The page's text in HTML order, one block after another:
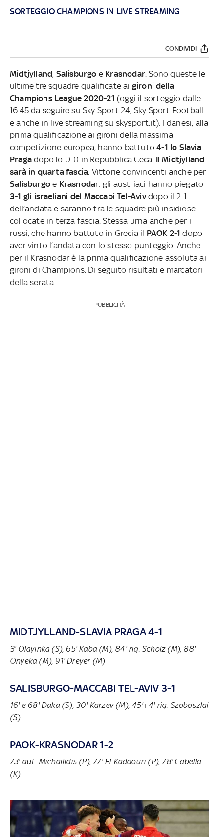
SORTEGGIO CHAMPIONS IN LIVE STREAMING
CONDIVIDI
Midtjylland, Salisburgo e Krasnodar . Sono queste le
ultime tre squadre qualificate ai gironi della
Champions League 2020-21 (oggi il sorteggio dalle
16.45 da seguire su Sky Sport 24, Sky Sport Football
e anche in live streaming su skysport.it). I danesi, alla
prima qualificazione ai gironi della massima
competizione europea, hanno battuto4-1 lo Slavia
Pragadopo lo 0-0 in Repubblica Ceca. Il Midtjylland
sarà in quarta fascia . Vittorie convincenti anche per
Salisburgo e Krasnodar: gli austriaci hanno piegato
3-1 gli israeliani del Maccabi Tel-Avivdopo il 2-1
dell’andata e saranno tra le squadre più insidiose
collocate in terza fascia. Stessa urna anche per i
russi, che hanno battuto in Grecia il PAOK 2-1dopo
aver vinto l’andata con lo stesso punteggio. Anche
per il Krasnodar è la prima qualificazione assoluta ai
gironi di Champions. Di seguito risultati e marcatori
della serata:
PUBBLICITÀ
MIDTJYLLAND-SLAVIA PRAGA 4-1
3' Olayinka (S), 65' Kaba (M), 84' rig. Scholz (M), 88'
Onyeka (M), 91' Dreyer (M)
SALISBURGO-MACCABI TEL-AVIV 3-1
16' e 68' Daka (S), 30' Karzev (M), 45'+4' rig. Szoboszlai
(S)
PAOK-KRASNODAR 1-2
73' aut. Michailidis (P), 77' El Kaddouri (P), 78' Cabella
(K)